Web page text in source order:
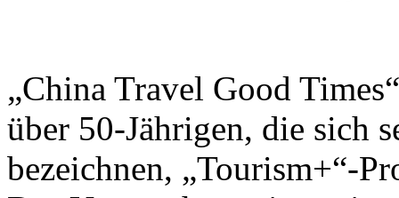
„China Travel Good
über 50-Jährigen, die sich
bezeichnen, „Tourism+“-